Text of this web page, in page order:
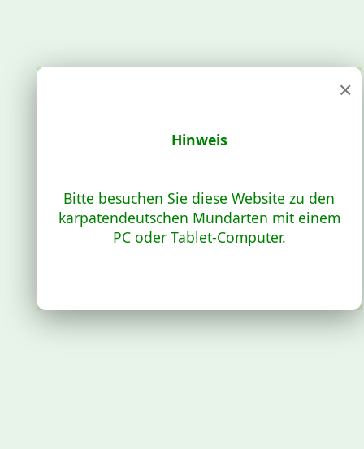
×
Hinweis
Bitte besuchen Sie diese Website zu den
karpatendeutschen Mundarten mit einem
PC oder Tablet-Computer.